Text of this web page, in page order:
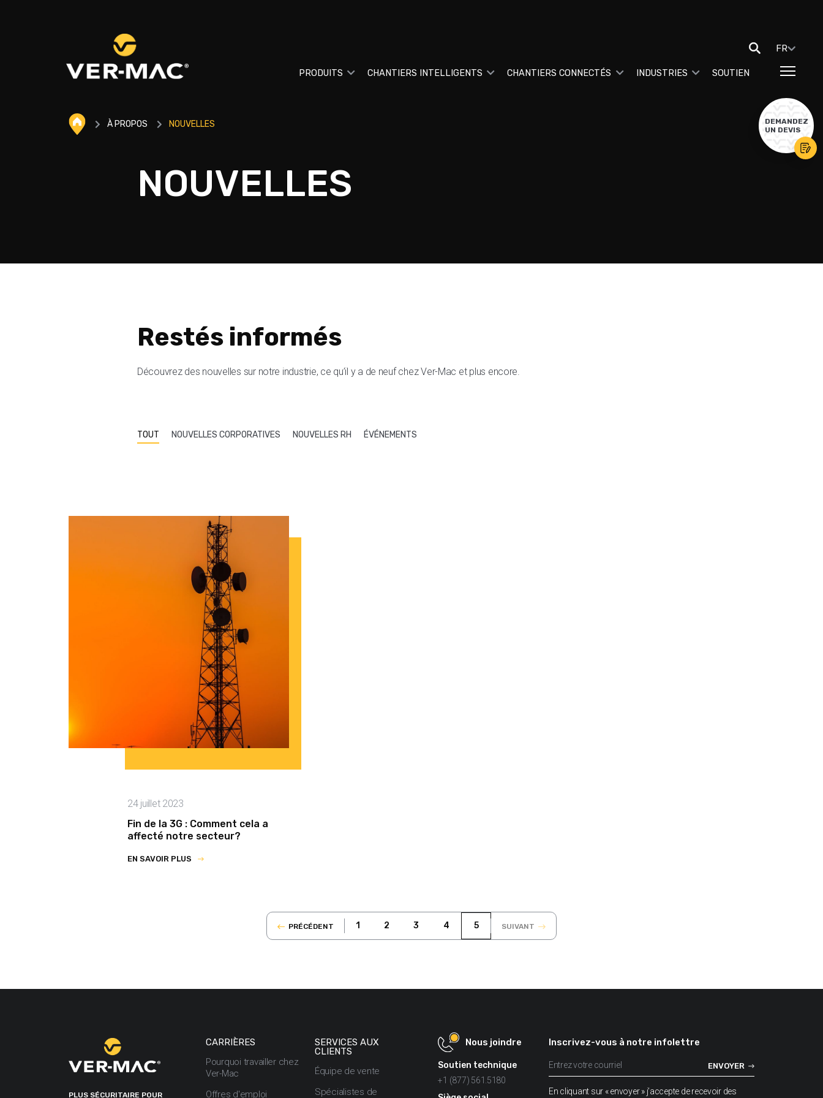
FR
PRODUITS CHANTIERS INTELLIGENTS CHANTIERS CONNECTÉS INDUSTRIES SOUTIEN
DEMANDEZ
UN DEVIS
À PROPOS NOUVELLES
NOUVELLES
Restés informés
Découvrez des nouvelles sur notre industrie, ce qu’il y a de neuf chez Ver-Mac et plus encore.
TOUT NOUVELLES CORPORATIVES NOUVELLES RH ÉVÉNEMENTS
24 juillet 2023
Fin de la 3G : Comment cela a
affecté notre secteur?
EN SAVOIR PLUS
PRÉCÉDENT 1 2 3 4 5 SUIVANT
PLUS SÉCURITAIRE POUR
CARRIÈRES
Pourquoi travailler chez
Ver-Mac
Offres d'emploi
SERVICES AUX
CLIENTS
Équipe de vente
Spécialistes de
Nous joindre
Soutien technique
+1 (877) 561.5180
Inscrivez-vous à notre infolettre
En cliquant sur « envoyer » j’accepte de recevoir des